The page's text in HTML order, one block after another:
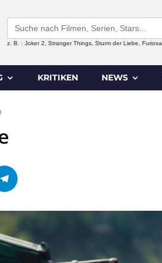
Search
for:
z. B. : Joker 2, Stranger Things, Sturm der Liebe, Furiosa
KRITIKEN NEWS